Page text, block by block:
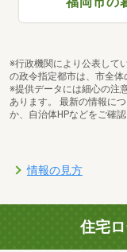
※行政機関により公表して
の政令指定都市は、市全体
※提供データには細心の注
あります。 最新の情報に
か、自治体HPなどをご確認
情報の見方
住宅